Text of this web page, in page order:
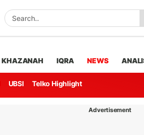
KHAZANAH IQRA NEWS
UBSI Telko Highlight
Advertisement